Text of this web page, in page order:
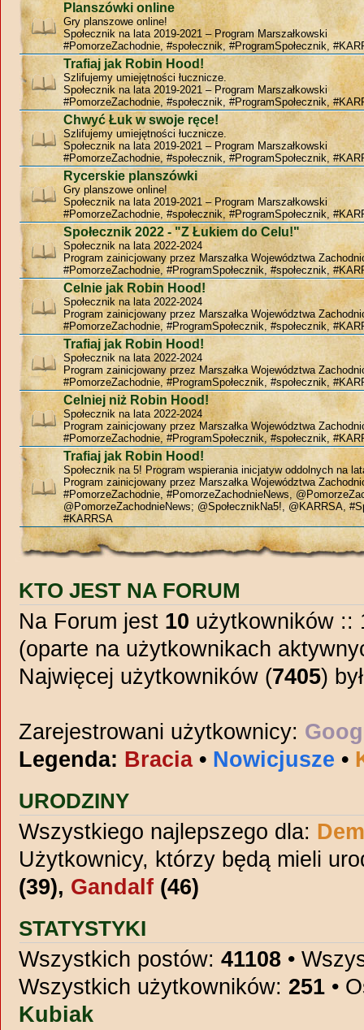
Planszówki online
Gry planszowe online!
Społecznik na lata 2019-2021 – Program Marszałkowski
#PomorzeZachodnie, #społecznik, #ProgramSpołecznik,
Trafiaj jak Robin Hood!
Szlifujemy umiejętności łucznicze.
Społecznik na lata 2019-2021 – Program Marszałkowski
#PomorzeZachodnie, #społecznik, #ProgramSpołecznik,
Chwyć Łuk w swoje ręce!
Szlifujemy umiejętności łucznicze.
Społecznik na lata 2019-2021 – Program Marszałkowski
#PomorzeZachodnie, #społecznik, #ProgramSpołecznik,
Rycerskie planszówki
Gry planszowe online!
Społecznik na lata 2019-2021 – Program Marszałkowski
#PomorzeZachodnie, #społecznik, #ProgramSpołecznik,
Społecznik 2022 - "Z Łukiem do Celu!"
Społecznik na lata 2022-2024
Program zainicjowany przez Marszałka Województwa
#PomorzeZachodnie, #ProgramSpołecznik, #społecznik,
Celnie jak Robin Hood!
Społecznik na lata 2022-2024
Program zainicjowany przez Marszałka Województwa
#PomorzeZachodnie, #ProgramSpołecznik, #społecznik,
Trafiaj jak Robin Hood!
Społecznik na lata 2022-2024
Program zainicjowany przez Marszałka Województwa
#PomorzeZachodnie, #ProgramSpołecznik, #społecznik,
Celniej niż Robin Hood!
Społecznik na lata 2022-2024
Program zainicjowany przez Marszałka Województwa
#PomorzeZachodnie, #ProgramSpołecznik, #społecznik,
Trafiaj jak Robin Hood!
Społecznik na 5! Program wspierania inicjatyw oddolnych na
Program zainicjowany przez Marszałka Województwa
#PomorzeZachodnie, #PomorzeZachodnieNews,
@PomorzeZachodnieNews; @SpołecznikNa5!, @KARRSA,
#KARRSA
KTO JEST NA FORUM
Na Forum jest 10 użytkowników ::
(oparte na użytkownikach
Najwięcej użytkowników (7405)
Zarejestrowani użytkownicy:
Legenda: Bracia• Nowicjusze •
URODZINY
Wszystkiego najlepszego dla:
Użytkownicy, którzy będą mieli
(39), Gandalf (46)
STATYSTYKI
Wszystkich postów:41108 •
Wszystkich użytkowników: 251 •
Kubiak